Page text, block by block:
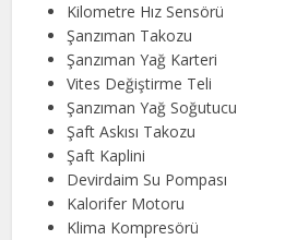
Kilometre Hız Sensörü
Şanzıman Takozu
Şanzıman Yağ Karteri
Vites Değiştirme Teli
Şanzıman Yağ Soğutucu
Şaft Askısı Takozu
Şaft Kaplini
Devirdaim Su Pompası
Kalorifer Motoru
Klima Kompresörü